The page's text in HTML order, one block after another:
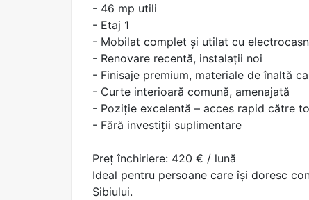
- 46 mp utili
- Etaj 1
- Mobilat complet și utilat cu
- Renovare recentă, instalații noi
- Finisaje premium, materiale de înaltă
- Curte interioară comună, amenajată
- Poziție excelentă – acces rapid către
- Fără investiții suplimentare
Preț închiriere: 420 € / lună
Ideal pentru persoane care își doresc
Sibiului.